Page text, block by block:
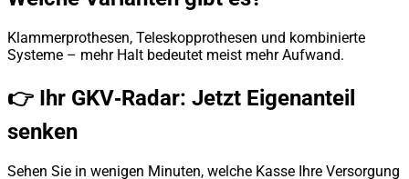
Klammerprothesen, Teleskopprothesen und kombinierte
Systeme – mehr Halt bedeutet meist mehr Aufwand.
👉 Ihr GKV‑Radar: Jetzt Eigenanteil
senken
Sehen Sie in wenigen Minuten, welche Kasse Ihre Versorgung